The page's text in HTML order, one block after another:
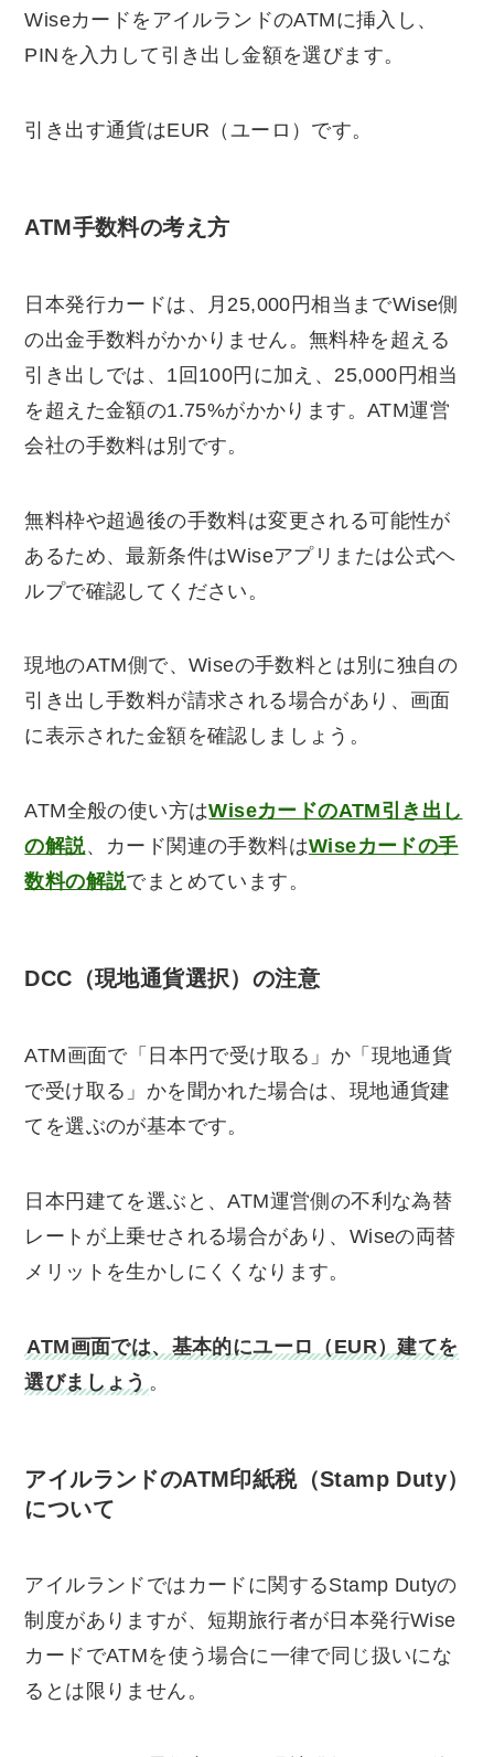
WiseカードをアイルランドのATMに挿入し、
PINを入力して引き出し金額を選びます。
引き出す通貨はEUR（ユーロ）です。
ATM手数料の考え方
日本発行カードは、月25,000円相当までWise側
の出金手数料がかかりません。無料枠を超える
引き出しでは、1回100円に加え、25,000円相当
を超えた金額の1.75%がかかります。ATM運営
会社の手数料は別です。
無料枠や超過後の手数料は変更される可能性が
あるため、最新条件はWiseアプリまたは公式ヘ
ルプで確認してください。
現地のATM側で、Wiseの手数料とは別に独自の
引き出し手数料が請求される場合があり、画面
に表示された金額を確認しましょう。
ATM全般の使い方はWiseカードのATM引き出し
の解説、カード関連の手数料はWiseカードの手
数料の解説でまとめています。
DCC（現地通貨選択）の注意
ATM画面で「日本円で受け取る」か「現地通貨
で受け取る」かを聞かれた場合は、現地通貨建
てを選ぶのが基本です。
日本円建てを選ぶと、ATM運営側の不利な為替
レートが上乗せされる場合があり、Wiseの両替
メリットを生かしにくくなります。
ATM画面では、基本的にユーロ（EUR）建てを
選びましょう 。
アイルランドのATM印紙税（Stamp Duty）
について
アイルランドではカードに関するStamp Dutyの
制度がありますが、短期旅行者が日本発行Wise
カードでATMを使う場合に一律で同じ扱いにな
るとは限りません。